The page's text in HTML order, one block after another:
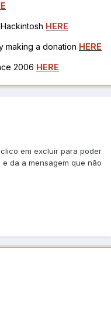
HERE
making a donation HERE
2006 HERE
em excluir para poder
da a mensagem que não